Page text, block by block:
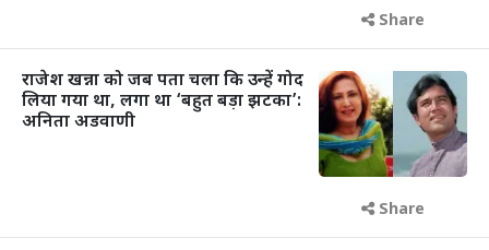
Share
राजेश खन्ना को जब पता चला कि उन्हें गोद
लिया गया था, लगा था ‘बहुत बड़ा झटका’:
अनिता अडवाणी
Share